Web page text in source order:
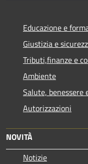
Educazione e
Giustizia e
Tributi,finanze e
Ambiente
Salute, benessere
Autorizzazioni
NOVITÀ
Notizie